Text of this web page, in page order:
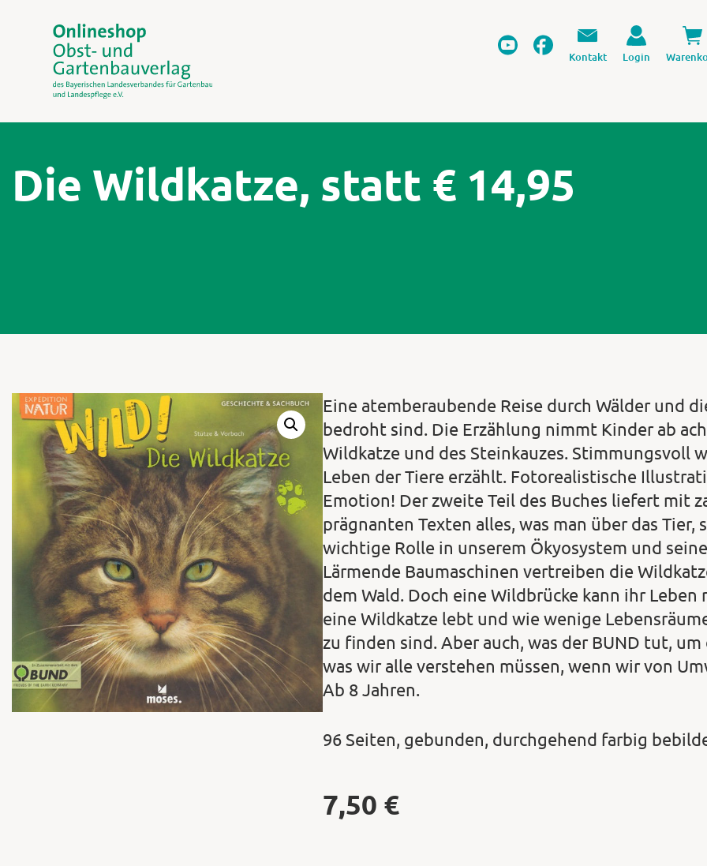
Kontakt Login
Die Wildkatze, statt € 14,95
Eine atemberaubende Reise durch Wälder und
bedroht sind. Die Erzählung nimmt Kinder ab
Wildkatze und des Steinkauzes. Stimmungsvoll
Leben der Tiere erzählt. Fotorealistische
Emotion! Der zweite Teil des Buches liefert mit
prägnanten Texten alles, was man über das Tier,
wichtige Rolle in unserem Ökyosystem und
Lärmende Baumaschinen vertreiben die
dem Wald. Doch eine Wildbrücke kann ihr
eine Wildkatze lebt und wie wenige
zu finden sind. Aber auch, was der BUND tut,
was wir alle verstehen müssen, wenn wir von
Ab 8 Jahren.
96 Seiten, gebunden, durchgehend farbig
7,50 €